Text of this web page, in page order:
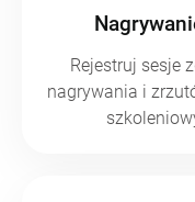
Rejestruj sesje
nagrywania i